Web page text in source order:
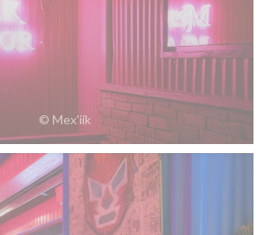
© Mex'iik